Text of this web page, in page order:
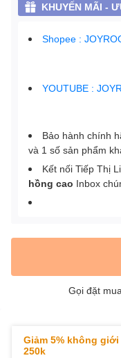
KHUYẾN MÃI -
Shopee :
YOUTUBE :
Bảo hành chính
và 1 số sản phẩm
Kết nối Tiếp Thị
hồng cao Inbox
Gọi đặt mua
Giảm 5% không
250k